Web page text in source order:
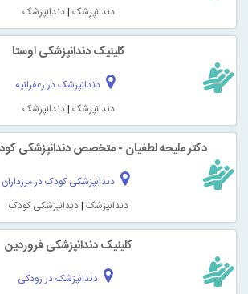
دندانپزشک |دندانپزشک
کلینیک دندانپزشکی اوستا
دندانپزشک در زعفرانیه
دندانپزشک |دندانپزشک
دکتر ملیحه لطفیان - متخصص دندانپزشکی
دندانپزشکی کودک در مرزداران
دندانپزشک |دندانپزشکی کودک
کلینیک دندانپزشکی فروردین
دندانپزشک در رودکی